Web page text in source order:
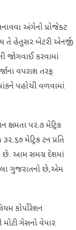
અંગેનો પ્રોજેક્ટ
હેતુસર બેટરી એનર્જી
જોગવાઈ કરવામાં
વપરાશ તરફ
પહોચી વળવામાં
૫૨.૭ મેટ્રિક
મેટ્રિક ટન પ્રતિ
છે. આમ સમગ્ર દેશમાં
ગુજરાતનો છે,એમ
કોર્પોરેશન
મોટી ગેસનો વેપાર